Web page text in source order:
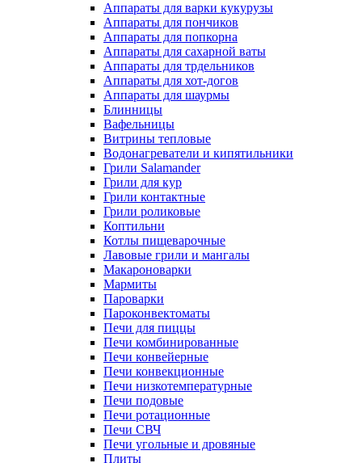
Аппараты для варки кукурузы
Аппараты для пончиков
Аппараты для попкорна
Аппараты для сахарной ваты
Аппараты для трдельников
Аппараты для хот-догов
Аппараты для шаурмы
Блинницы
Вафельницы
Витрины тепловые
Водонагреватели и кипятильники
Грили Salamander
Грили для кур
Грили контактные
Грили роликовые
Коптильни
Котлы пищеварочные
Лавовые грили и мангалы
Макароноварки
Мармиты
Пароварки
Пароконвектоматы
Печи для пиццы
Печи комбинированные
Печи конвейерные
Печи конвекционные
Печи низкотемпературные
Печи подовые
Печи ротационные
Печи СВЧ
Печи угольные и дровяные
Плиты